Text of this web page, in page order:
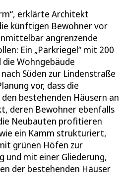
erklärte Architekt
künftigen Bewohner vor
angrenzende
Ein „Parkriegel“ mit 200
Wohngebäude
Süden zur Lindenstraße
vor, dass die
bestehenden Häusern an
deren Bewohner ebenfalls
Neubauten profitieren
ein Kamm strukturiert,
grünen Höfen zur
und mit einer Gliederung,
der bestehenden Häuser